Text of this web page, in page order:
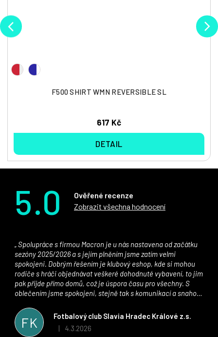
F500 SHIRT WMN REVERSIBLE SL
617 Kč
DETAIL
5.0
Ověřené recenze
Zobrazit všechna hodnocení
FK
Fotbalový club Slavia Hradec Králové z.s.
Hodnocení obchodu je 5 z 5 hvězdiček.
| 4.3.2026
sezóny 2025/2026 a s jejím plněním jsme zatím velmi
spokojeni. Dobrým řešením je klubový eshop, kde si mohou
rodiče s hráči objednávat veškeré dohodnuté vybavení, to jim
pak přijde přímo domů, což je úspora času pro všechny. S
oblečením jsme spokojeni, stejně tak s komunikací a snahou
stran. Věříme, že v tomto duchu bude spolupráce pokračovat
i nadále, nyní už začínáme řešit i první sady dresů ;)